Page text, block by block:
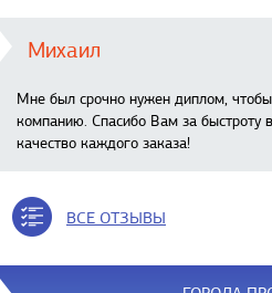
Михаил
Мне был срочно нужен диплом,
компанию. Спасибо Вам за быстроту
качество каждого заказа!
ВСЕ ОТЗЫВЫ